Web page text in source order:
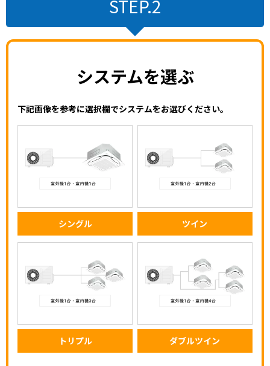
STEP.2
システムを選ぶ
下記画像を参考に選択欄でシステムをお選びください。
シングル ツイン
トリプル ダブルツイン